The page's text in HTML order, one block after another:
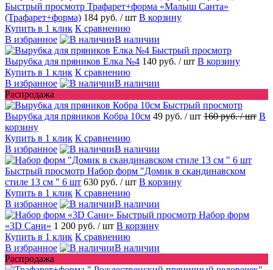
Быстрый просмотр Трафарет+форма «Малыш Санта»
(Трафарет+форма) 184 руб. / шт В корзину
Купить в 1 клик К сравнению
В избранное
В наличии
Быстрый просмотр
Вырубка для пряников Елка №4 140 руб. / шт В корзину
Купить в 1 клик К сравнению
В избранное
В наличии
Распродажа
Быстрый просмотр
Вырубка для пряников Кобра 10см 49 руб. / шт 160 руб./ шт В
корзину
Купить в 1 клик К сравнению
В избранное
В наличии
Быстрый просмотр Набор форм "Домик в скандинавском
стиле 13 см " 6 шт 630 руб. / шт В корзину
Купить в 1 клик К сравнению
В избранное
В наличии
Быстрый просмотр Набор форм
«3D Сани» 1 200 руб. / шт В корзину
Купить в 1 клик К сравнению
В избранное
В наличии
Распродажа